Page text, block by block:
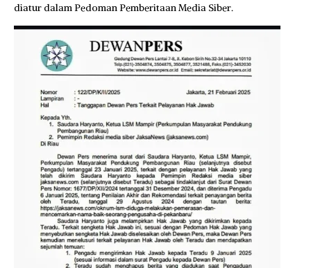
diatur dalam Pedoman Pemberitaan Media Siber.